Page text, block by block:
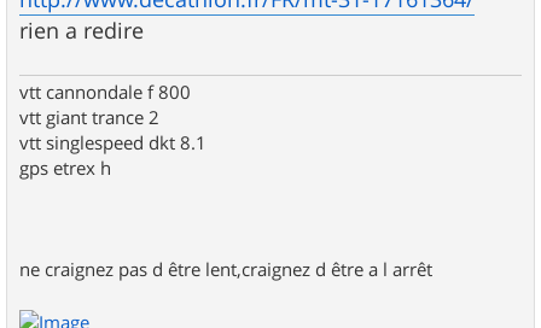
g
e
rien a redire
vtt cannondale f 800
vtt giant trance 2
vtt singlespeed dkt 8.1
gps etrex h
ne craignez pas d être lent,craignez d être a l arrêt